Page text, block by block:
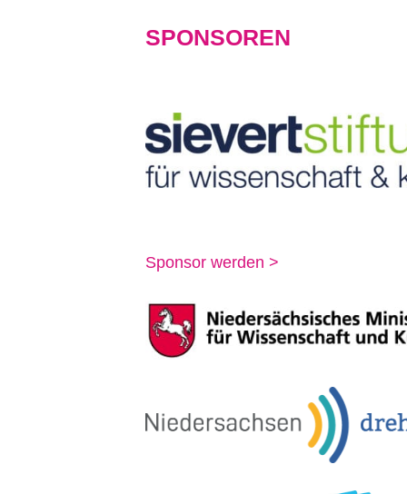
SPONSOREN
Sponsor werden >